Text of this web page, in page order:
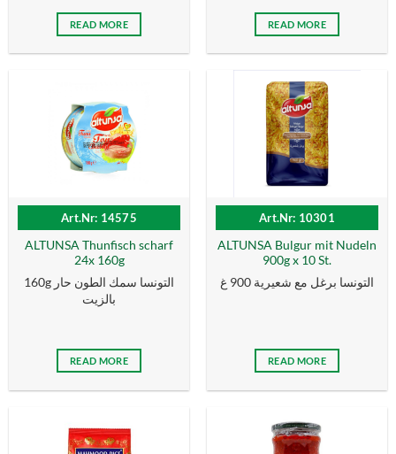
READ MORE READ MORE
Art.Nr: 14575
ALTUNSA Thunfisch scharf
24x 160g
160g التونسا سمك الطون حار
بالزیت
READ MORE
Art.Nr: 10301
ALTUNSA Bulgur mit Nudeln
900g x 10 St.
التونسا برغل مع شعيرية 900 غ
READ MORE